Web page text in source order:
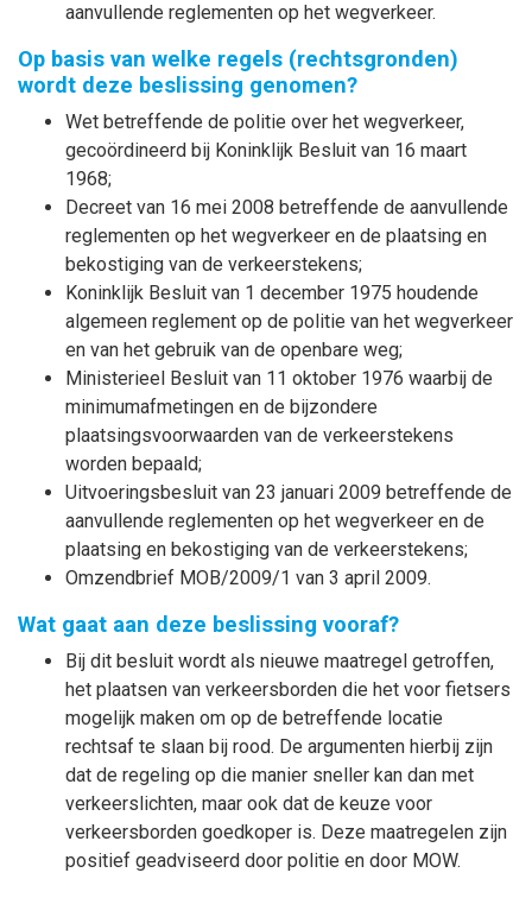
aanvullende reglementen op het wegverkeer.
Op basis van welke regels (rechtsgronden)
wordt deze beslissing genomen?
Wet betreffende de politie over het wegverkeer,
gecoördineerd bij Koninklijk Besluit van 16 maart
1968;
Decreet van 16 mei 2008 betreffende de aanvullende
reglementen op het wegverkeer en de plaatsing en
bekostiging van de verkeerstekens;
Koninklijk Besluit van 1 december 1975 houdende
algemeen reglement op de politie van het wegverkeer
en van het gebruik van de openbare weg;
Ministerieel Besluit van 11 oktober 1976 waarbij de
minimumafmetingen en de bijzondere
plaatsingsvoorwaarden van de verkeerstekens
worden bepaald;
Uitvoeringsbesluit van 23 januari 2009 betreffende de
aanvullende reglementen op het wegverkeer en de
plaatsing en bekostiging van de verkeerstekens;
Omzendbrief MOB/2009/1 van 3 april 2009.
Wat gaat aan deze beslissing vooraf?
Bij dit besluit wordt als nieuwe maatregel getroffen,
het plaatsen van verkeersborden die het voor fietsers
mogelijk maken om op de betreffende locatie
rechtsaf te slaan bij rood. De argumenten hierbij zijn
dat de regeling op die manier sneller kan dan met
verkeerslichten, maar ook dat de keuze voor
verkeersborden goedkoper is. Deze maatregelen zijn
positief geadviseerd door politie en door MOW.